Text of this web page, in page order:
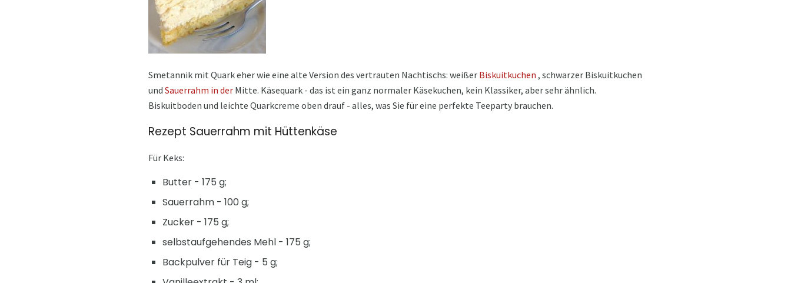
Smetannik mit Quark eher wie eine alte Version des vertrauten Nachtischs: weißer Biskuitkuchen , schwarzer Biskuitkuchen
und Sauerrahm in der Mitte. Käsequark - das ist ein ganz normaler Käsekuchen, kein Klassiker, aber sehr ähnlich.
Biskuitboden und leichte Quarkcreme oben drauf - alles, was Sie für eine perfekte Teeparty brauchen.
Rezept Sauerrahm mit Hüttenkäse
Für Keks:
Butter - 175 g;
Sauerrahm - 100 g;
Zucker - 175 g;
selbstaufgehendes Mehl - 175 g;
Backpulver für Teig - 5 g;